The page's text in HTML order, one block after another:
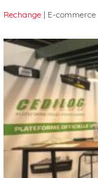
Rechange | E-commerce